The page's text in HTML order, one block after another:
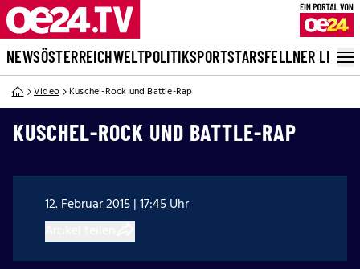
NEWSÖSTERREICHWELTPOLITIKSPORTSTARSFELLNER LIVE
Video Kuschel-Rock und Battle-Rap
KUSCHEL-ROCK UND BATTLE-RAP
12. Februar 2015 | 17:45 Uhr